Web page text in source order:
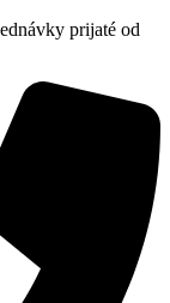
prijaté od